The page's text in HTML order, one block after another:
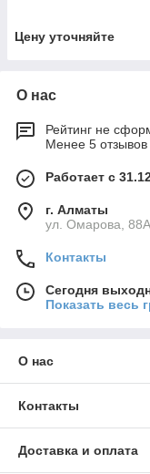
Цену уточняйте
О нас
Рейтинг не
Менее 5 отзывов
Работает с
г. Алматы
ул. Омарова,
Контакты
Сегодня
Показать весь
О нас
Контакты
Доставка и оплата